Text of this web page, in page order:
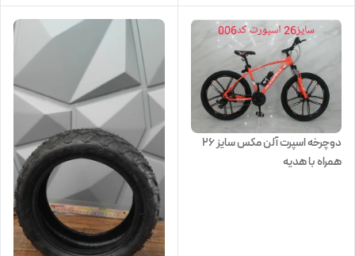
دوچرخه اسپرت آلن مکس سایز ۲۶
همراه با هدیه